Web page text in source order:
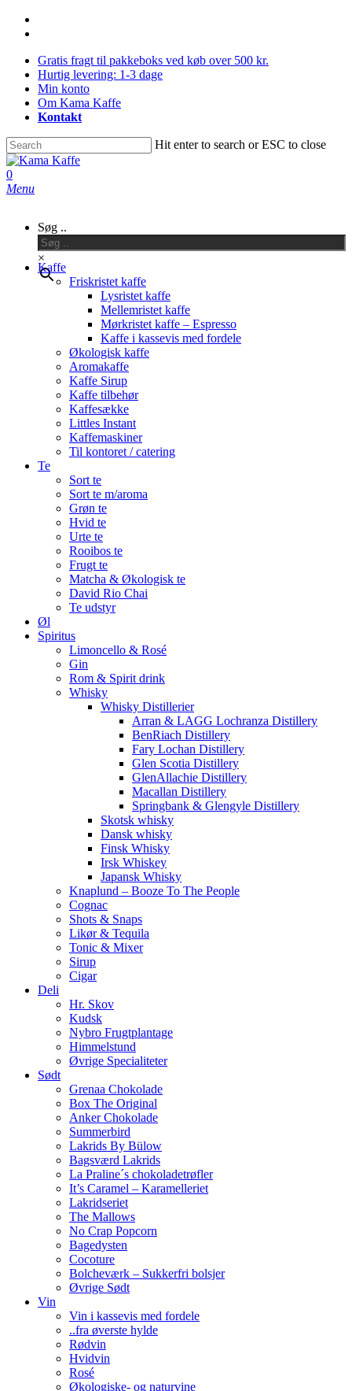
Skip
contentGratis fragt til pakkeboks ved køb over 500 kr.
Hurtig levering: 1-3 dage
Min konto
Om Kama Kaffe
Kontakt
Hit enter to search or ESC to close
Close
Search
0
Menu
Søg ..
×
Kaffe
Friskristet kaffe
Lysristet kaffe
Mellemristet kaffe
Mørkristet kaffe – Espresso
Kaffe i kassevis med fordele
Økologisk kaffe
Aromakaffe
Kaffe Sirup
Kaffe tilbehør
Kaffesække
Littles Instant
Kaffemaskiner
Til kontoret / catering
Te
Sort te
Sort te m/aroma
Grøn te
Hvid te
Urte te
Rooibos te
Frugt te
Matcha & Økologisk te
David Rio Chai
Te udstyr
Øl
Spiritus
Limoncello & Rosé
Gin
Rom & Spirit drink
Whisky
Whisky Distillerier
Arran & LAGG Lochranza Distillery
BenRiach Distillery
Fary Lochan Distillery
Glen Scotia Distillery
GlenAllachie Distillery
Macallan Distillery
Springbank & Glengyle Distillery
Skotsk whisky
Dansk whisky
Finsk Whisky
Irsk Whiskey
Japansk Whisky
Knaplund – Booze To The People
Cognac
Shots & Snaps
Likør & Tequila
Tonic & Mixer
Sirup
Cigar
Deli
Hr. Skov
Kudsk
Nybro Frugtplantage
Himmelstund
Øvrige Specialiteter
Sødt
Grenaa Chokolade
Box The Original
Anker Chokolade
Summerbird
Lakrids By Bülow
Bagsværd Lakrids
La Praline´s chokoladetrøfler
It’s Caramel – Karamelleriet
Lakridseriet
The Mallows
No Crap Popcorn
Bagedysten
Cocoture
Bolcheværk – Sukkerfri bolsjer
Øvrige Sødt
Vin
Vin i kassevis med fordele
..fra øverste hylde
Rødvin
Hvidvin
Rosé
Økologiske- og naturvine